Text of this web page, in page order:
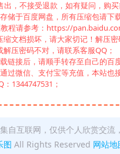
出，不接受退款，如有疑问，购买
储于百度网盘，所有压缩包请下
程请参考：https://
文档损坏，请大家切记！解压
压密码不对，请联系客服QQ；
链接后，请顺手转存至自己的百
过微信、支付宝等充值，本站也
1344747531；
自互联网，仅供个人欣赏交流
图 All Rights Reserved 网站地